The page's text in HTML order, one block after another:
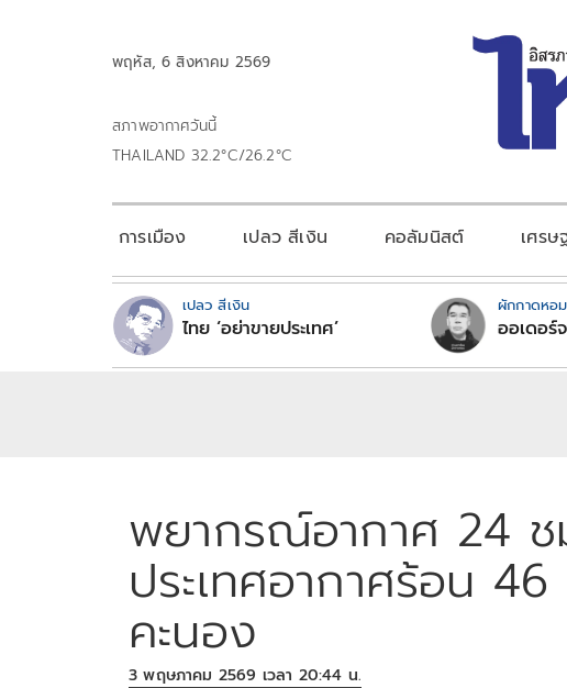
พฤหัส, 6 สิงหาคม 2569
สภาพอากาศวันนี้
THAILAND 32.2°C/26.2°C
การเมือง เปลว สีเงิน คอลัมนิสต์ เศรษ
เปลว สีเงิน
ไทย ‘อย่าขายประเทศ’
ผักกาดหอม
ออเดอร์
พยากรณ์อากาศ 24 ช
ประเทศอากาศร้อน
คะนอง
3 พฤษภาคม 2569 เวลา 20:44 น.